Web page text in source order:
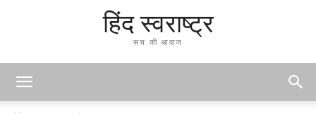
हिंद स्वराष्ट्र
सच की आवाज